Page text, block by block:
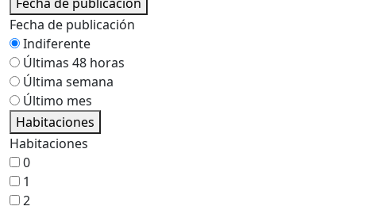
Fecha de publicación
Indiferente
Últimas 48 horas
Última semana
Último mes
Habitaciones
Habitaciones
0
1
2